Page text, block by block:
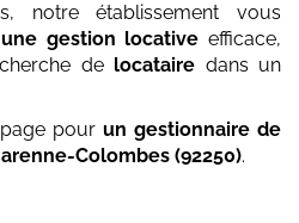
notre établissement vous
une gestion locative efficace,
de locataire dans un
pour un gestionnaire de
Colombes (92250).